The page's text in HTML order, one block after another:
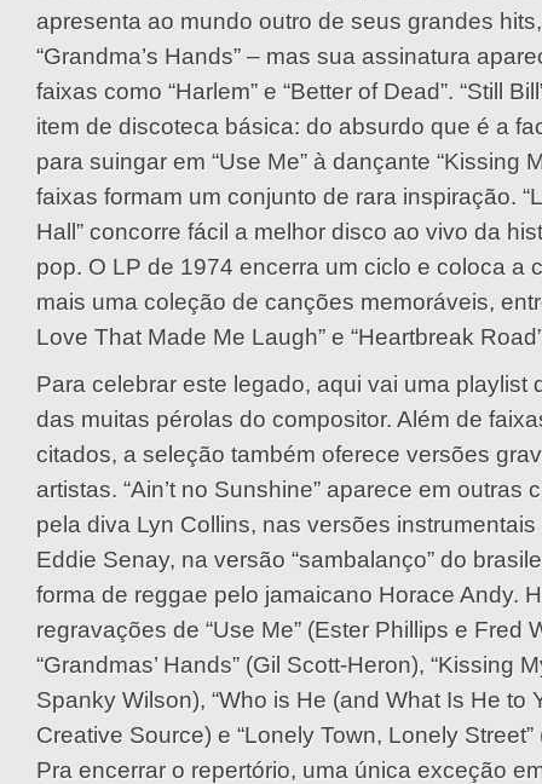
apresenta ao mundo outro de seus grandes
“Grandma’s Hands” – mas sua assinatura
faixas como “Harlem” e “Better of Dead”. “Still
item de discoteca básica: do absurdo que é a
para suingar em “Use Me” à dançante “Kissing
faixas formam um conjunto de rara inspiração.
Hall” concorre fácil a melhor disco ao vivo da
pop. O LP de 1974 encerra um ciclo e coloca a
mais uma coleção de canções memoráveis,
Love That Made Me Laugh” e “Heartbreak
Para celebrar este legado, aqui vai uma playlist
das muitas pérolas do compositor. Além de
citados, a seleção também oferece versões
artistas. “Ain’t no Sunshine” aparece em outras
pela diva Lyn Collins, nas versões
Eddie Senay, na versão “sambalanço” do
forma de reggae pelo jamaicano Horace Andy.
regravações de “Use Me” (Ester Phillips e Fred
“Grandmas’ Hands” (Gil Scott-Heron), “Kissing
Spanky Wilson), “Who is He (and What Is He to
Creative Source) e “Lonely Town, Lonely
Pra encerrar o repertório, uma única exceção